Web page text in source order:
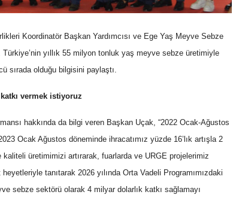
Koordinatör Başkan Yardımcısı ve Ege Yaş Meyve Sebze
Türkiye’nin yıllık 55 milyon tonluk yaş meyve sebze üretimiyle
sırada olduğu bilgisini paylaştı.
vermek istiyoruz
hakkında da bilgi veren Başkan Uçak, “2022 Ocak-Ağustos
Ocak Ağustos döneminde ihracatımız yüzde 16’lık artışla 2
kaliteli üretimimizi artırarak, fuarlarda ve URGE projelerimiz
tanıtarak 2026 yılında Orta Vadeli Programımızdaki
sebze sektörü olarak 4 milyar dolarlık katkı sağlamayı